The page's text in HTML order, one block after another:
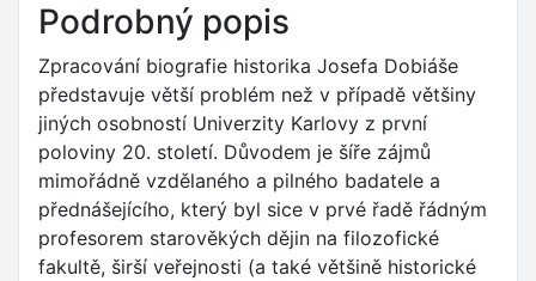
Podrobný popis
Zpracování biografie historika Josefa Dobiáše
představuje větší problém než v případě většiny
jiných osobností Univerzity Karlovy z první
poloviny 20. století. Důvodem je šíře zájmů
mimořádně vzdělaného a pilného badatele a
přednášejícího, který byl sice v prvé řadě řádným
profesorem starověkých dějin na filozofické
fakultě, širší veřejnosti (a také většině historické